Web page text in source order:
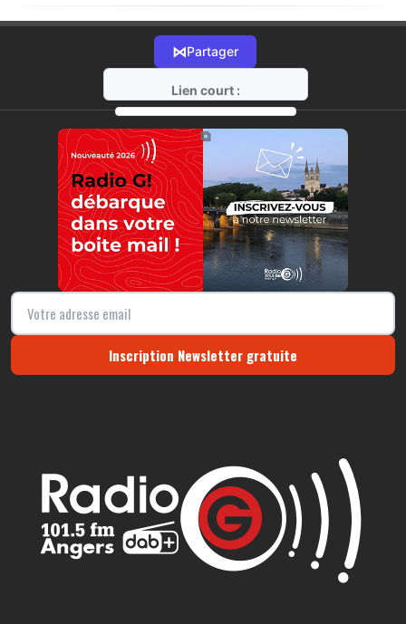
⋈Partager
Lien court :
https://radio-g.fr?1680
⧉
Inscription Newsletter gratuite